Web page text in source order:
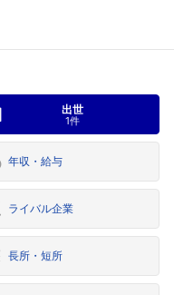
出世
1件
年収・給与
ライバル企業
長所・短所